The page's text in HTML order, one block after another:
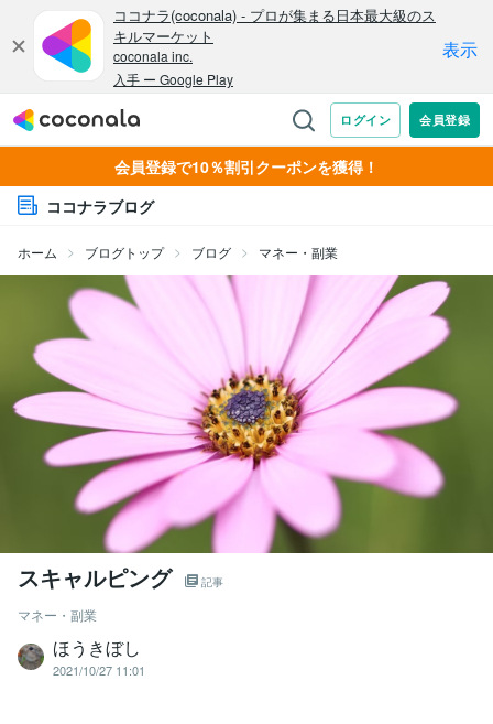
会員登録で10％割引クーポンを獲得！
ココナラブログ
ホーム ブログトップ ブログ マネー・副業
スキャルピング 記事
マネー・副業
ほうきぼし
2021/10/27 11:01